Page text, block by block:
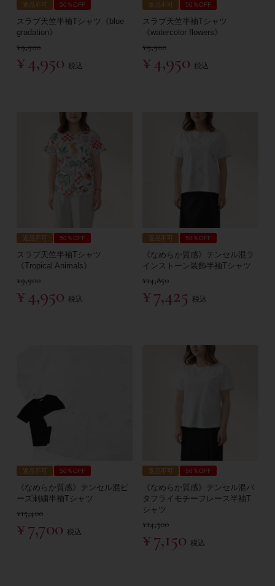
返品不可 50％OFF
スラブ天竺半袖Tシャツ《blue
gradation》
¥9,900
¥4,950 税込
返品不可 50％OFF
スラブ天竺半袖Tシャツ
《watercolor flowers》
¥9,900
¥4,950 税込
返品不可 50％OFF
スラブ天竺半袖Tシャツ
《Tropical Animals》
¥9,900
¥4,950 税込
返品不可 50％OFF
《なめらか質感》テンセル混ラ
インストーン装飾半袖Tシャツ
¥14,850
¥7,425 税込
返品不可 50％OFF
《なめらか質感》テンセル混ビ
ーズ刺繍半袖Tシャツ
¥15,400
¥7,700 税込
返品不可 50％OFF
《なめらか質感》テンセル混バ
タフライモチーフレース半袖T
シャツ
¥14,300
¥7,150 税込